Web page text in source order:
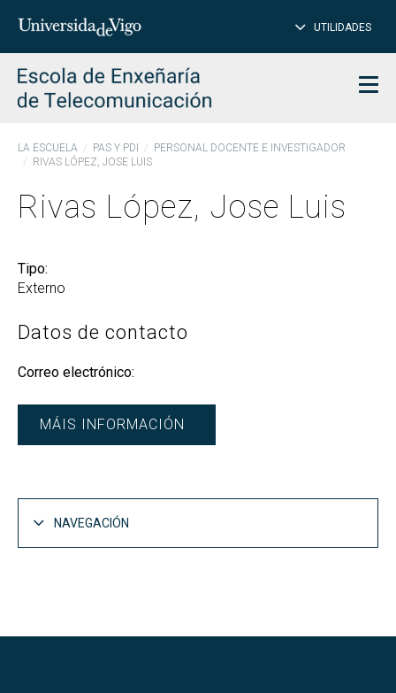
Introduce
para
buscar
UTILIDADES
LA ESCUELA PAS Y PDI
PERSONAL DOCENTE E INVESTIGADOR
RIVAS LÓPEZ, JOSE LUIS
Rivas López, Jose Luis
Tipo:
Externo
Datos de contacto
Correo electrónico:
MÁIS INFORMACIÓN
NAVEGACIÓN